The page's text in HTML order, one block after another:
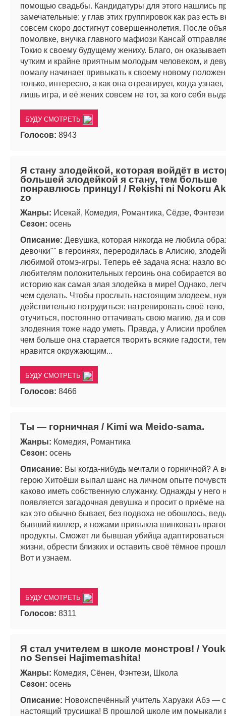
помощью свадьбы. Кандидатуры для этого нашлись
замечательные: у глав этих группировок как раз есть
совсем скоро достигнут совершеннолетия. После
помолвке, внучка главного мафиози Кансай
Токио к своему будущему жениху. Благо, он
чутким и крайне приятным молодым человеком, и
помалу начинает привыкать к своему новому
только, интересно, а как она отреагирует, когда узнает,
лишь игра, и её жених совсем не тот, за кого себя
БУДУ СМОТРЕТЬ
Голосов: 8943
Я стану злодейкой, которая войдёт в
большей злодейкой я стану, тем больше
понравлюсь принцу! / Rekishi ni Nokoru
zo
Жанры: Исекай, Комедия, Романтика, Сёдзе, Фэнтези
Сезон: осень
Описание: Девушка, которая никогда не любила
девочки"" в героинях, переродилась в Алисию,
любимой отомэ-игры. Теперь её задача ясна: назло
любителям положительных героинь она собирается
историю как самая злая злодейка в мире! Однако,
чем сделать. Чтобы прослыть настоящим злодеем,
действительно потрудиться: натренировать своё
отучиться, постоянно оттачивать свою магию, да и
злодеяния тоже надо уметь. Правда, у Алисии
чем больше она старается творить всякие гадости,
нравится окружающим...
БУДУ СМОТРЕТЬ
Голосов: 8466
Ты — горничная / Kimi wa Meido-sama.
Жанры: Комедия, Романтика
Сезон: осень
Описание: Вы когда-нибудь мечтали о горничной? А
герою Хитоёши выпал шанс на личном опыте
каково иметь собственную служанку. Однажды у него
появляется загадочная девушка и просит о приёме
как это обычно бывает, без подвоха не обошлось,
бывший киллер, и ножами привыкла шинковать
продукты. Сможет ли бывшая убийца адаптироваться
жизни, обрести близких и оставить своё тёмное
Вот и узнаем.
БУДУ СМОТРЕТЬ
Голосов: 8311
Я стал учителем в школе монстров! /
no Sensei Hajimemashita!
Жанры: Комедия, Сёнен, Фэнтези, Школа
Сезон: осень
Описание: Новоиспечённый учитель Харуаки Абэ —
настоящий трусишка! В прошлой школе им помыкали